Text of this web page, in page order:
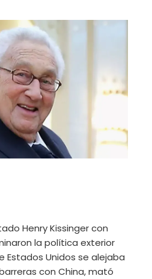
Henry Kissinger con
la política exterior
Estados Unidos se alejaba
con China, mató